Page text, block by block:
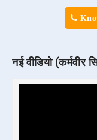
नई वीडियो (कर्मवीर